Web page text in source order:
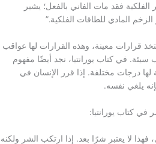
فقد مات الفاني بالفعل؛ يشير
المادي للطاقات الفلكية.”
قرارات معينة، وهذه القرارات لها عواقب
سيئة. في كتاب يورانتيا، نجد أيضًا مفهوم
لها درجات مختلفة. إذا قرر الإنسان في
يلغي نفسه.
في كتاب يورانتيا:
فهذا لا يعتبر شرًا بعد. إذا ارتكب الشر ولكنه